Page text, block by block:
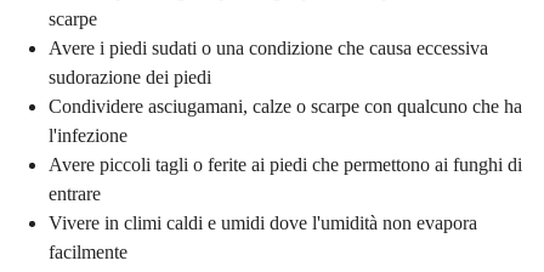
scarpe
Avere i piedi sudati o una condizione che causa eccessiva
sudorazione dei piedi
Condividere asciugamani, calze o scarpe con qualcuno che ha
l'infezione
Avere piccoli tagli o ferite ai piedi che permettono ai funghi di
entrare
Vivere in climi caldi e umidi dove l'umidità non evapora
facilmente